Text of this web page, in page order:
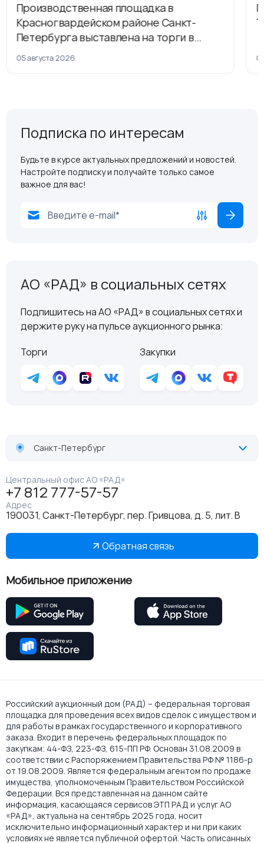
Производственная площадка в
Красногвардейском районе Санкт-
Петербурга выставлена на торги в
рамках приватизации
05 августа 2026
Подписка по интересам
Будьте в курсе актуальных предложений и новостей.
Настройте подписку и получайте только самое
важное для вас!
АО «РАД» в социальных сетях
Подпишитесь на АО «РАД» в социальных сетях и
держите руку на пульсе аукционного рынка:
Торги
Закупки
Санкт-Петербург
Центральный офис АО «РАД»
+7 812 777-57-57
Адрес
190031, Санкт-Петербург, пер. Гривцова, д. 5, лит. В
Обратная связь
Мобильное приложение
Российский аукционный дом (РАД) – федеральная торговая
площадка для проведения всех видов сделок с имуществом и
для работы в рамках государственного и корпоративного
заказа. Входит в перечень федеральных площадок по
закупкам: 44-ФЗ, 223-ФЗ, 615-ПП РФ. Основан 31.08.2009 в
соответствии с Распоряжением Правительства РФ № 1186-р
от 19.08.2009. Является федеральным агентом по продаже
имущества, уполномоченным Правительством Российской
Федерации. Вся представленная на данном сайте
информация, касающаяся сервисов ЭТП РАД и услуг АО
«РАД», актуальна на сентябрь 2025 года, носит
исключительно информационный характер и ни при каких
условиях не является публичной офертой. Часть описанных